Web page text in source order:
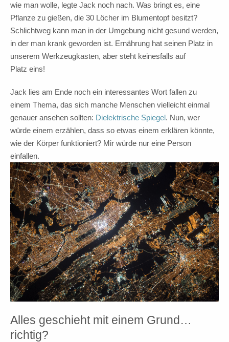
wie man wolle, legte Jack noch nach. Was bringt es, eine
Pflanze zu gießen, die 30 Löcher im Blumentopf besitzt?
Schlichtweg kann man in der Umgebung nicht gesund werden,
in der man krank geworden ist. Ernährung hat seinen Platz in
unserem Werkzeugkasten, aber steht keinesfalls auf
Platz eins!
Jack lies am Ende noch ein interessantes Wort fallen zu
einem Thema, das sich manche Menschen vielleicht einmal
genauer ansehen sollten: Dielektrische Spiegel. Nun, wer
würde einem erzählen, dass so etwas einem erklären könnte,
wie der Körper funktioniert? Mir würde nur eine Person
einfallen.
Alles geschieht mit einem Grund…
richtig?